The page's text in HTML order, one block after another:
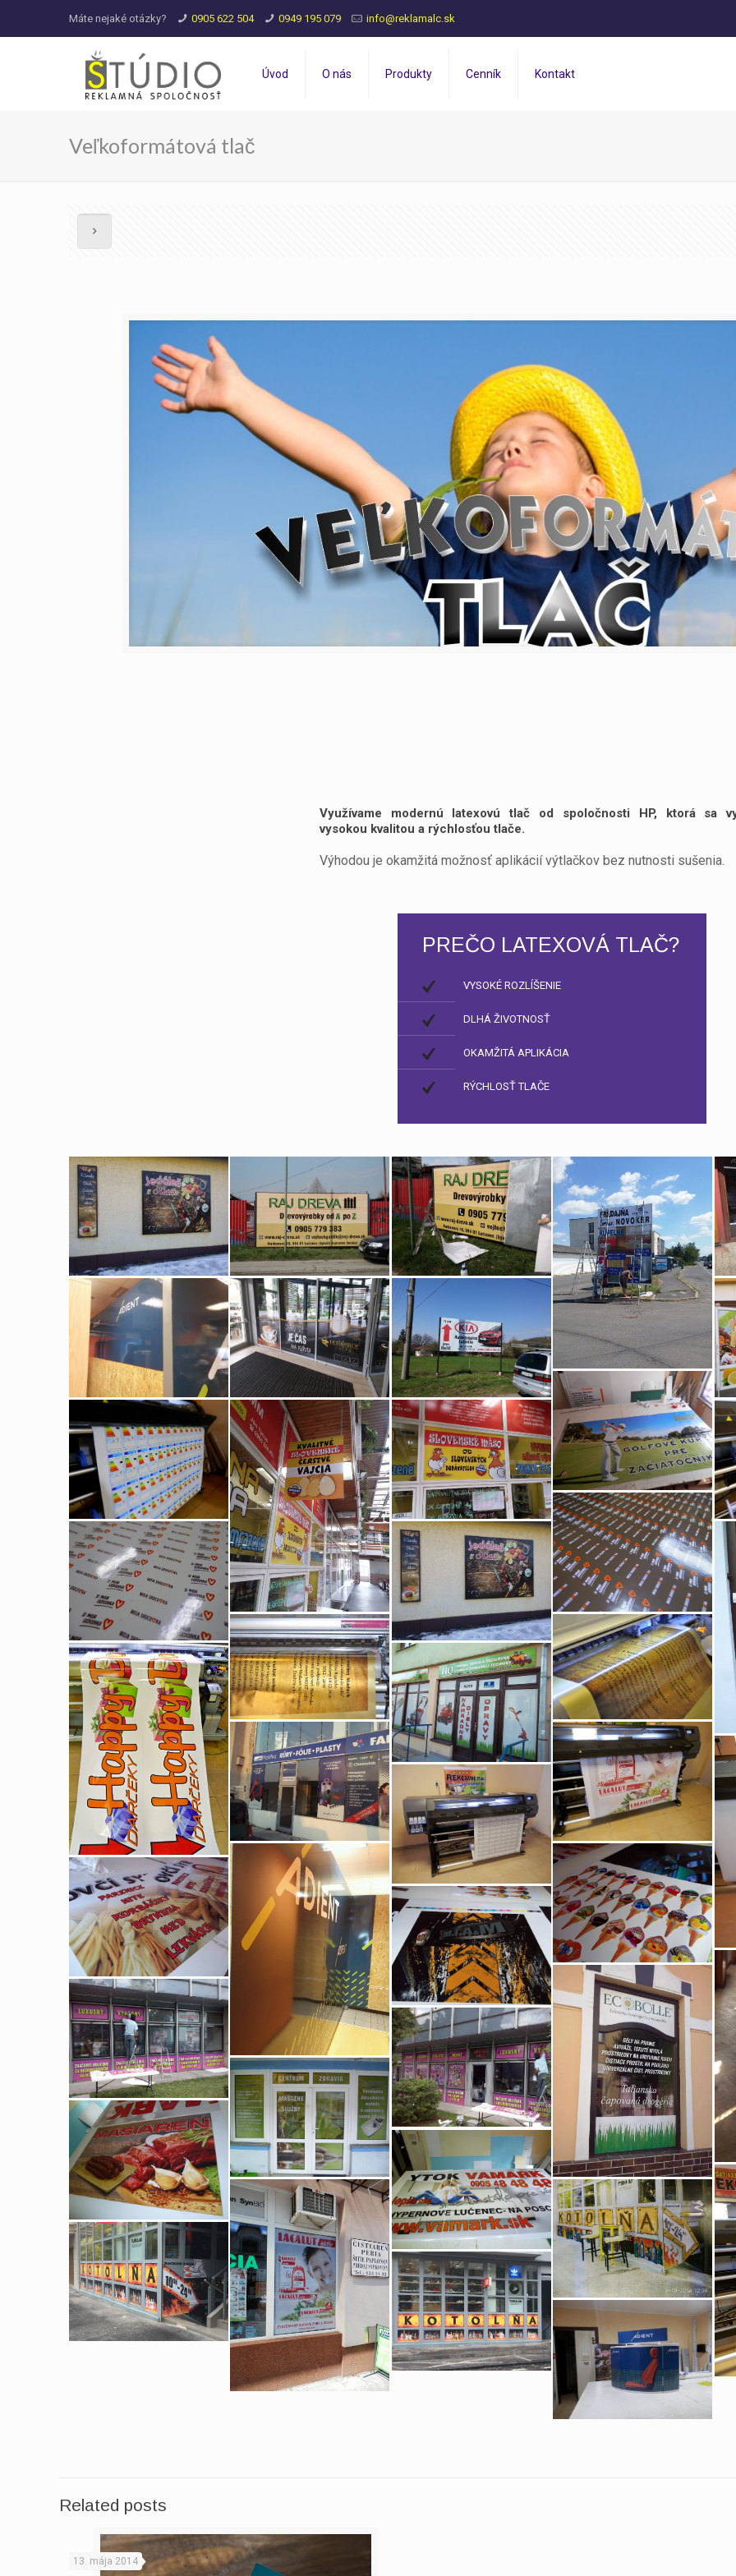
Máte nejaké otázky? 0905 622 504 0949 195 079 info@reklamalc.sk
Úvod O nás Produkty Cenník Kontakt
Veľkoformátová tlač
Využívame modernú latexovú tlač od spoločnosti HP, ktorá sa
vysokou kvalitou a rýchlosťou tlače.
Výhodou je okamžitá možnosť aplikácií výtlačkov bez nutnosti sušenia.
PREČO LATEXOVÁ TLAČ?
VYSOKÉ ROZLÍŠENIE
DLHÁ ŽIVOTNOSŤ
OKAMŽITÁ APLIKÁCIA
RÝCHLOSŤ TLAČE
Related posts
13. mája 2014